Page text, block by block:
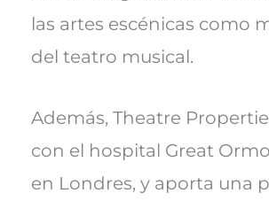
las artes escénicas como
del teatro musical.
Además, Theatre
con el hospital Great
en Londres, y aporta una